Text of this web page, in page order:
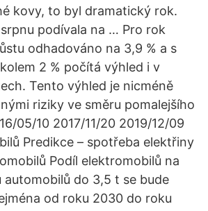
kovy, to byl dramatický rok.
podívala na … Pro rok
odhadováno na 3,9 % a s
2 % počítá výhled i v
Tento výhled je nicméně
riziky ve směru pomalejšího
05/10 2017/11/20 2019/12/09
Predikce – spotřeba elektřiny
Podíl elektromobilů na
do 3,5 t se bude
od roku 2030 do roku